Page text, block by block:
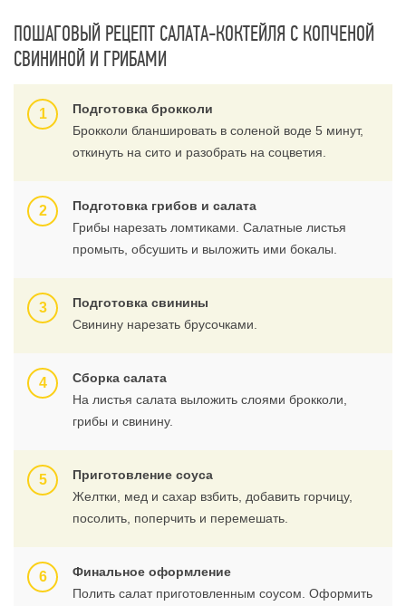
ПОШАГОВЫЙ РЕЦЕПТ САЛАТА-КОКТЕЙЛЯ С КОПЧЕНОЙ
СВИНИНОЙ И ГРИБАМИ
Подготовка брокколи
Брокколи бланшировать в соленой воде 5 минут,
откинуть на сито и разобрать на соцветия.
Подготовка грибов и салата
Грибы нарезать ломтиками. Салатные листья
промыть, обсушить и выложить ими бокалы.
Подготовка свинины
Свинину нарезать брусочками.
Сборка салата
На листья салата выложить слоями брокколи,
грибы и свинину.
Приготовление соуса
Желтки, мед и сахар взбить, добавить горчицу,
посолить, поперчить и перемешать.
Финальное оформление
Полить салат приготовленным соусом. Оформить